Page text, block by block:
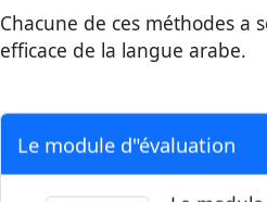
Chacune de ces méthodes
efficace de la langue arabe.
Le module d"évaluation